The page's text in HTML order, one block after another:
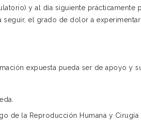
y al día siguiente
seguir, el grado de dolor a
expuesta pueda ser de apoyo y
de la Reproducción Humana y Cirugía